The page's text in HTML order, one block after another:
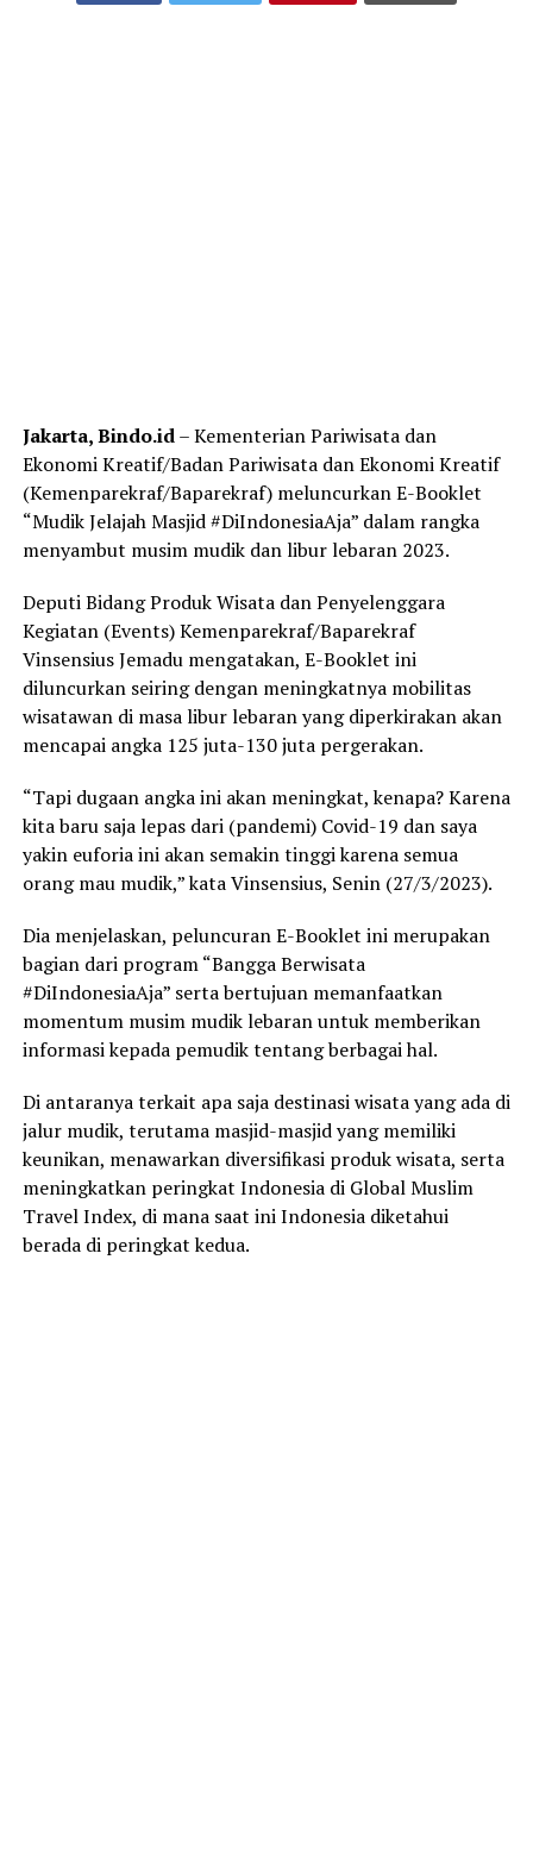
Jakarta, Bindo.id– Kementerian Pariwisata dan
Ekonomi Kreatif/Badan Pariwisata dan Ekonomi Kreatif
(Kemenparekraf/Baparekraf) meluncurkan E-Booklet
“Mudik Jelajah Masjid #DiIndonesiaAja” dalam rangka
menyambut musim mudik dan libur lebaran 2023.
Deputi Bidang Produk Wisata dan Penyelenggara
Kegiatan (Events) Kemenparekraf/Baparekraf
Vinsensius Jemadu mengatakan, E-Booklet ini
diluncurkan seiring dengan meningkatnya mobilitas
wisatawan di masa libur lebaran yang diperkirakan akan
mencapai angka 125 juta-130 juta pergerakan.
“Tapi dugaan angka ini akan meningkat, kenapa? Karena
kita baru saja lepas dari (pandemi) Covid-19 dan saya
yakin euforia ini akan semakin tinggi karena semua
orang mau mudik,” kata Vinsensius, Senin (27/3/2023).
Dia menjelaskan, peluncuran E-Booklet ini merupakan
bagian dari program “Bangga Berwisata
#DiIndonesiaAja” serta bertujuan memanfaatkan
momentum musim mudik lebaran untuk memberikan
informasi kepada pemudik tentang berbagai hal.
Di antaranya terkait apa saja destinasi wisata yang ada di
jalur mudik, terutama masjid-masjid yang memiliki
keunikan, menawarkan diversifikasi produk wisata, serta
meningkatkan peringkat Indonesia di Global Muslim
Travel Index, di mana saat ini Indonesia diketahui
berada di peringkat kedua.